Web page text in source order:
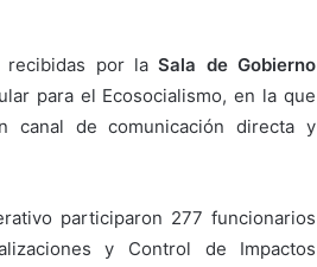
recibidas por laSala de Gobierno
para el Ecosocialismo, en la que
canal de comunicación directa y
participaron 277 funcionarios
y Control de Impactos